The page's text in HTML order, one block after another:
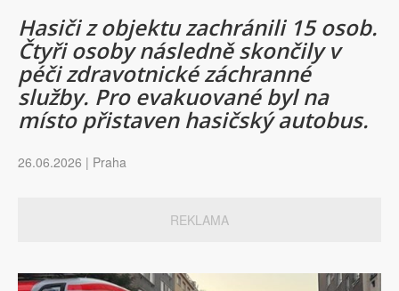
Hasiči z objektu zachránili 15 osob.
Čtyři osoby následně skončily v
péči zdravotnické záchranné
služby. Pro evakuované byl na
místo přistaven hasičský autobus.
26.06.2026 | Praha
REKLAMA